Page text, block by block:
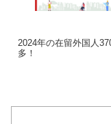
2024年の在留外国人
多！